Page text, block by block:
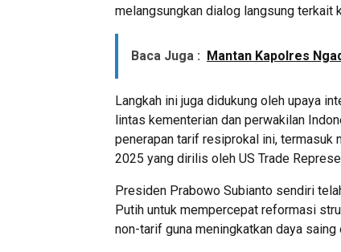
melangsungkan dialog langsung terkait
Baca Juga : Mantan Kapolres
Langkah ini juga didukung oleh upaya
lintas kementerian dan perwakilan
penerapan tarif resiprokal ini, termasuk
2025 yang dirilis oleh US Trade
Presiden Prabowo Subianto sendiri
Putih untuk mempercepat reformasi
non-tarif guna meningkatkan daya saing